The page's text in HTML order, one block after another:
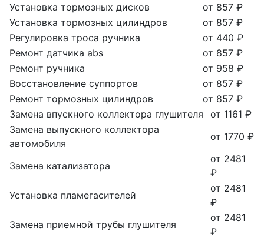
Установка тормозных дисков
от 857 ₽
Установка тормозных цилиндров
от 857 ₽
Регулировка троса ручника
от 440 ₽
Ремонт датчика abs
от 857 ₽
Ремонт ручника
от 958 ₽
Восстановление суппортов
от 857 ₽
Ремонт тормозных цилиндров
от 857 ₽
Замена впускного коллектора глушителя
от 1161 ₽
Замена выпускного коллектора
автомобиля
от 1770 ₽
Замена катализатора
от 2481
₽
Установка пламегасителей
от 2481
₽
Замена приемной трубы глушителя
от 2481
₽